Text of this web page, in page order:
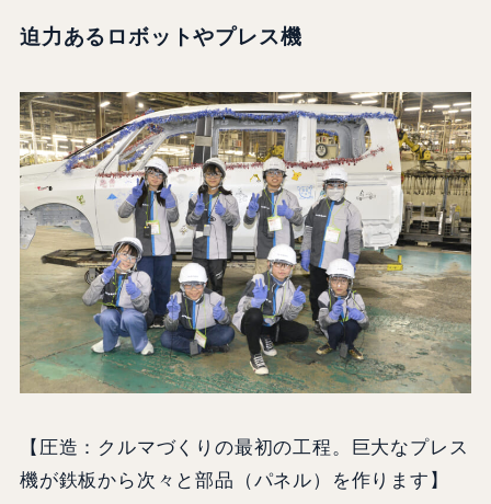
迫力あるロボットやプレス機
【圧造：クルマづくりの最初の工程。巨大なプレス
機が鉄板から次々と部品（パネル）を作ります】